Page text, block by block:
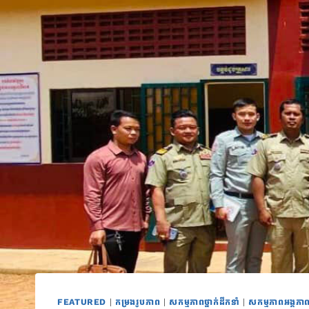
FEATURED | កម្រងរូបភាព | សកម្មភាពថ្នាក់ដឹកនាំ | សកម្មភាពអង្គភា